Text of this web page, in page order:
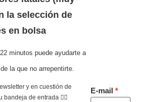
la selección de
en bolsa
minutos puede ayudarte a
la que no arrepentirte.
y en cuestión de
de entrada 👇🏻
E-mail